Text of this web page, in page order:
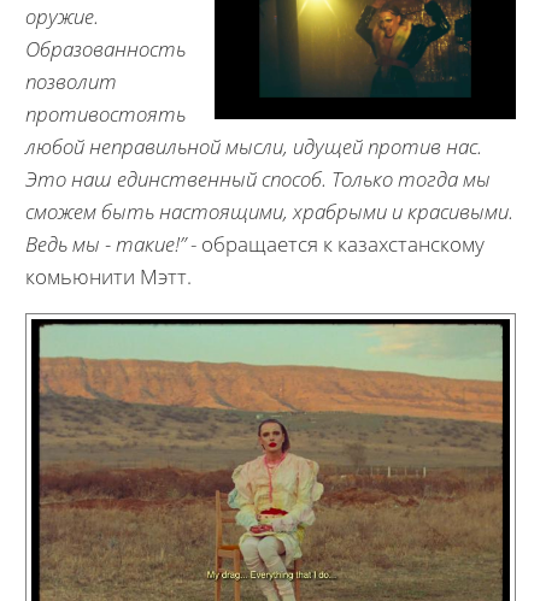
оружие.
Образованность
позволит
противостоять
любой неправильной мысли, идущей против нас.
Это наш единственный способ. Только тогда мы
сможем быть настоящими, храбрыми и красивыми.
Ведь мы - такие!”- обращается к казахстанскому
комьюнити Мэтт.